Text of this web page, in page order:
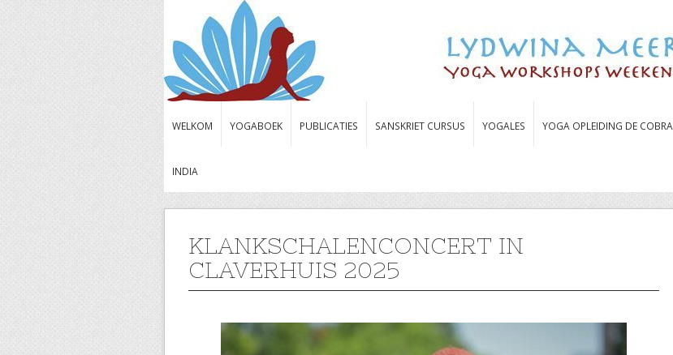
WELKOM YOGABOEK PUBLICATIES SANSKRIET CURSUS YOGALES YOGA OPLEIDING DE COBRA
INDIA
KLANKSCHALENCONCERT IN
CLAVERHUIS 2025